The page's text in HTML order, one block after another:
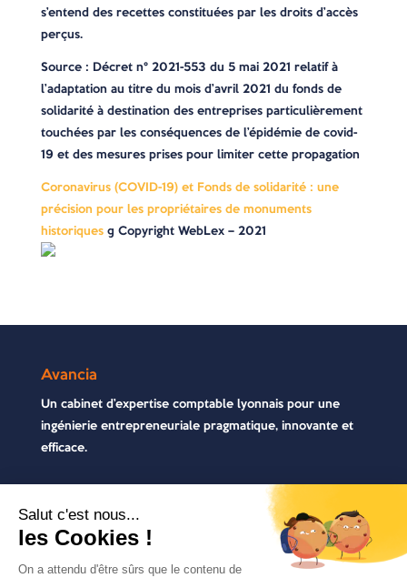
s’entend des recettes constituées par les droits d’accès
perçus.
Source : Décret n° 2021-553 du 5 mai 2021 relatif à
l’adaptation au titre du mois d’avril 2021 du fonds de
solidarité à destination des entreprises particulièrement
touchées par les conséquences de l’épidémie de covid-
19 et des mesures prises pour limiter cette propagation
Coronavirus (COVID-19) et Fonds de solidarité : une
précision pour les propriétaires de monuments
historiques© Copyright WebLex – 2021
Avancia
Un cabinet d’expertise comptable lyonnais pour une
ingénierie entrepreneuriale pragmatique, innovante et
efficace.
Contactez-nous
04 72 71 54 72
30, rue Pré Gaudry, 69007 Lyon